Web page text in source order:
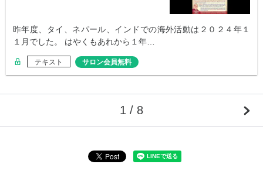
昨年度、タイ、ネパール、インドでの海外活動は２０２４年１
１月でした。 はやくもあれから１年…
テキスト サロン会員無料
1 / 8